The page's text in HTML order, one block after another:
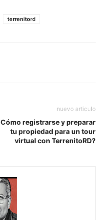
terrenitord
nuevo articulo
Cómo registrarse y preparar
tu propiedad para un tour
virtual con TerrenitoRD?